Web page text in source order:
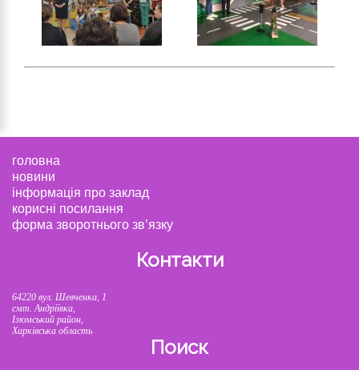
головна
новини
інформація про заклад
корисні посилання
форма зворотнього зв’язку
Контакти
64220 вул. Шевченка, 1
смт. Андріївка,
Ізюмський район,
Харківська область
Поиск